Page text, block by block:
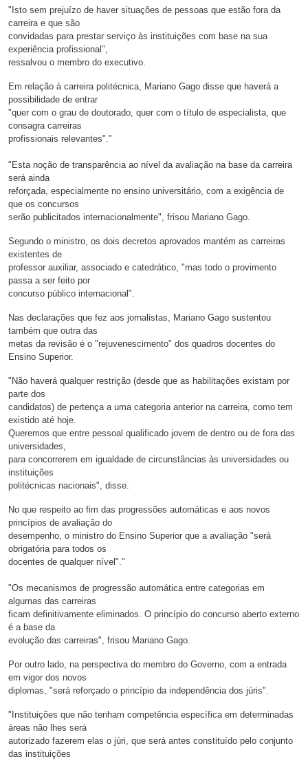
"Isto sem prejuízo de haver situações de pessoas que estão fora da
carreira e que são
convidadas para prestar serviço às instituições com base na sua
experiência profissional",
ressalvou o membro do executivo.
Em relação à carreira politécnica, Mariano Gago disse que haverá a
possibilidade de entrar
"quer com o grau de doutorado, quer com o título de especialista, que
consagra carreiras
profissionais relevantes"."
"Esta noção de transparência ao nível da avaliação na base da carreira
será ainda
reforçada, especialmente no ensino universitário, com a exigência de
que os concursos
serão publicitados internacionalmente", frisou Mariano Gago.
Segundo o ministro, os dois decretos aprovados mantém as carreiras
existentes de
professor auxiliar, associado e catedrático, "mas todo o provimento
passa a ser feito por
concurso público internacional".
Nas declarações que fez aos jornalistas, Mariano Gago sustentou
também que outra das
metas da revisão é o "rejuvenescimento" dos quadros docentes do
Ensino Superior.
"Não haverá qualquer restrição (desde que as habilitações existam por
parte dos
candidatos) de pertença a uma categoria anterior na carreira, como tem
existido até hoje.
Queremos que entre pessoal qualificado jovem de dentro ou de fora das
universidades,
para concorrerem em igualdade de circunstâncias às universidades ou
instituições
politécnicas nacionais", disse.
No que respeito ao fim das progressões automáticas e aos novos
princípios de avaliação do
desempenho, o ministro do Ensino Superior que a avaliação "será
obrigatória para todos os
docentes de qualquer nível"."
"Os mecanismos de progressão automática entre categorias em
algumas das carreiras
ficam definitivamente eliminados. O princípio do concurso aberto externo
é a base da
evolução das carreiras", frisou Mariano Gago.
Por outro lado, na perspectiva do membro do Governo, com a entrada
em vigor dos novos
diplomas, "será reforçado o princípio da independência dos júris".
"Instituições que não tenham competência específica em determinadas
áreas não lhes será
autorizado fazerem elas o júri, que será antes constituído pelo conjunto
das instituições